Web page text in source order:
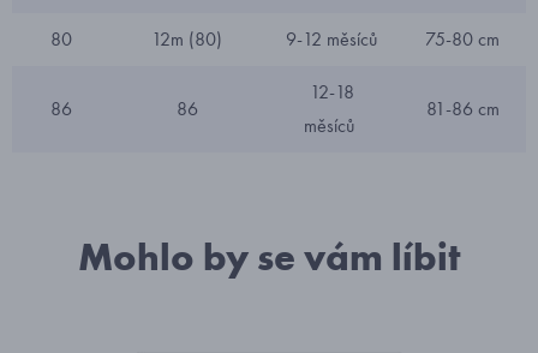
80 12m (80) 9-12 měsíců 75-80 cm
86 86
12-18
měsíců
81-86 cm
Mohlo by se vám líbit